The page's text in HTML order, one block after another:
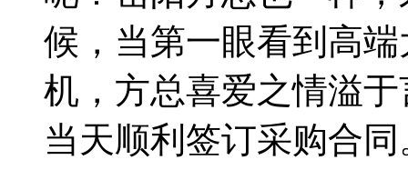
候，当第一眼看到高
机，方总喜爱之情溢
当天顺利签订采购合同